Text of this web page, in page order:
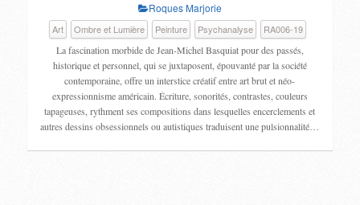
Roques Marjorie
Art Ombre et Lumière Peinture Psychanalyse
RA006-19
La fascination morbide de Jean-Michel Basquiat pour des passés,
historique et personnel, qui se juxtaposent, épouvanté par la société
contemporaine, offre un interstice créatif entre art brut et néo-
expressionnisme américain. Écriture, sonorités, contrastes, couleurs
tapageuses, rythment ses compositions dans lesquelles encerclements et
autres dessins obsessionnels ou autistiques traduisent une pulsionnalité…